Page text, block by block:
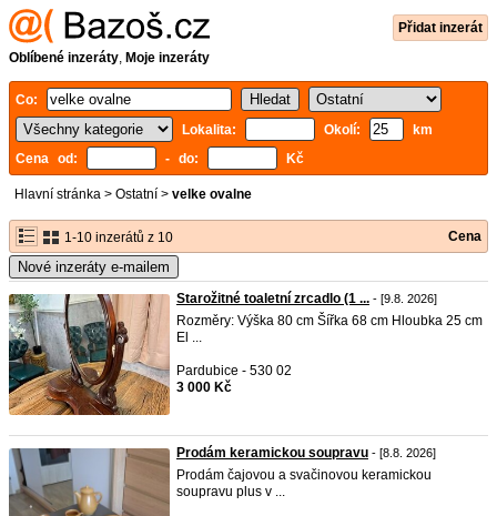
Přidat inzerát
Oblíbené inzeráty, Moje inzeráty
Co:
Lokalita:
Okolí:
km
Cena od:
- do: Kč
Hlavní stránka > Ostatní > velke ovalne
1-10 inzerátů z 10 Cena
Nové inzeráty e-mailem
Starožitné toaletní zrcadlo (1 ... - [9.8. 2026]
Rozměry: Výška 80 cm Šířka 68 cm Hloubka 25 cm
El ...
Pardubice - 530 02
3 000 Kč
Prodám keramickou soupravu - [8.8. 2026]
Prodám čajovou a svačinovou keramickou
soupravu plus v ...